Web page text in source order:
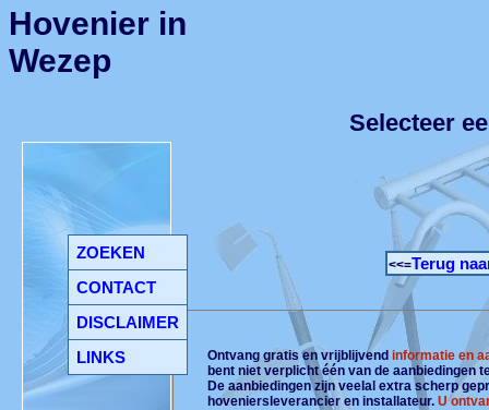
ZOEKEN
CONTACT
DISCLAIMER
LINKS
Hovenier in
Wezep
Selecteer
<<=Terug
Ontvang gratis en vrijblijvendinformatie en
bent niet verplicht één van de aanbiedingen
De aanbiedingen zijn veelal extra scherp
hoveniersleverancier en installateur.U